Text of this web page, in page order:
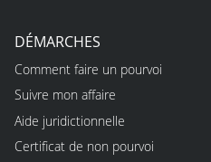
DÉMARCHES
Comment faire un pourvoi
Suivre mon affaire
Aide juridictionnelle
Certificat de non pourvoi